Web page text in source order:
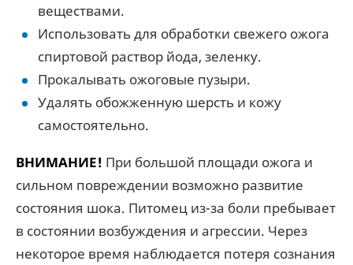
веществами.
Использовать для обработки свежего ожога
спиртовой раствор йода, зеленку.
Прокалывать ожоговые пузыри.
Удалять обожженную шерсть и кожу
самостоятельно.
ВНИМАНИЕ! При большой площади ожога и
сильном повреждении возможно развитие
состояния шока. Питомец из-за боли пребывает
в состоянии возбуждения и агрессии. Через
некоторое время наблюдается потеря сознания